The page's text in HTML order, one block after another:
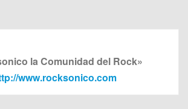
la Comunidad del Rock»
www.rocksonico.com